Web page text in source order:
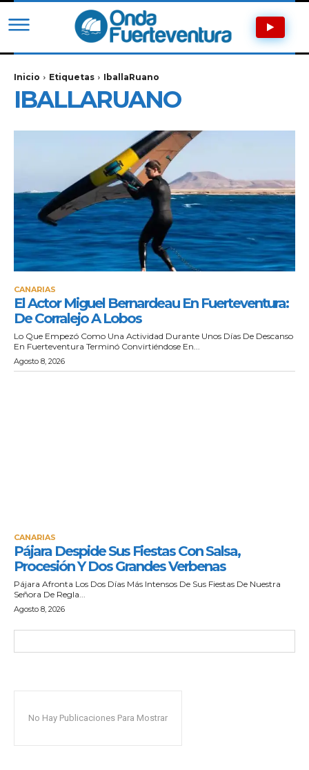
Inicio Etiquetas IballaRuano
IBALLARUANO
CANARIAS
El Actor Miguel Bernardeau En Fuerteventura:
De Corralejo A Lobos
Lo Que Empezó Como Una Actividad Durante Unos Días De Descanso
En Fuerteventura Terminó Convirtiéndose En...
Agosto 8, 2026
CANARIAS
Pájara Despide Sus Fiestas Con Salsa,
Procesión Y Dos Grandes Verbenas
Pájara Afronta Los Dos Días Más Intensos De Sus Fiestas De Nuestra
Señora De Regla...
Agosto 8, 2026
No Hay Publicaciones Para Mostrar